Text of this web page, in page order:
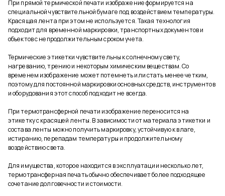
При прямой термической печати изображение формируется на
специальной чувствительной бумаге под воздействием температуры.
Красящая лента при этом не используется. Такая технология
подходит для временной маркировки, транспортных документов и
объектов с непродолжительным сроком учета.
Термические этикетки чувствительны к солнечному свету,
нагреванию, трению и некоторым химическим веществам. Со
временем изображение может потемнеть или стать менее четким,
поэтому для постоянной маркировки основных средств, инструментов
и оборудования этот способ подходит не всегда.
При термотрансферной печати изображение переносится на
этикетку с красящей ленты. В зависимости от материала этикетки и
состава ленты можно получить маркировку, устойчивую к влаге,
истиранию, перепадам температуры и продолжительному
воздействию света.
Для имущества, которое находится в эксплуатации несколько лет,
термотрансферная печать обычно обеспечивает более подходящее
сочетание долговечности и стоимости.